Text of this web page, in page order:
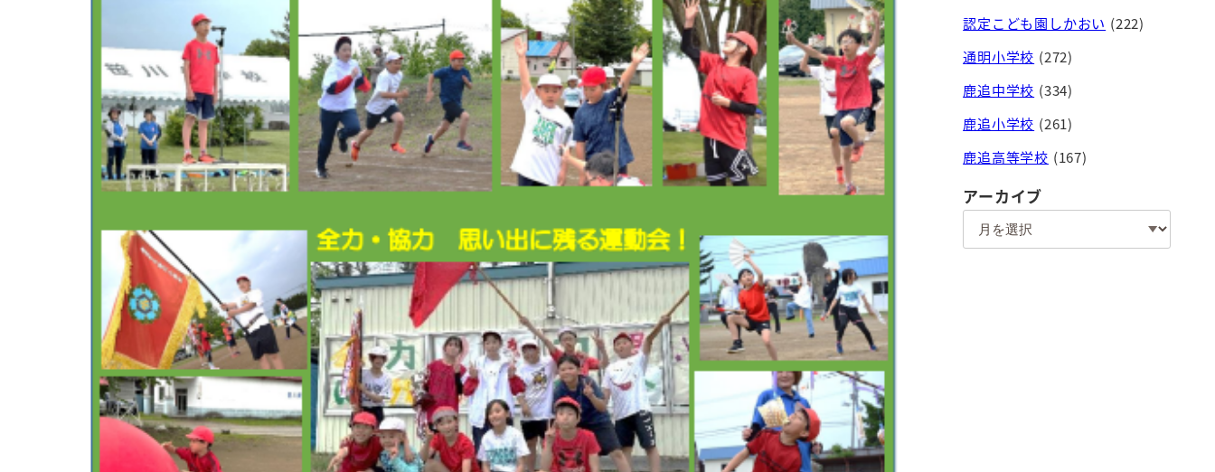
認定こども園しかおい (222)
通明小学校 (272)
鹿追中学校 (334)
鹿追小学校 (261)
鹿追高等学校 (167)
アーカイブ